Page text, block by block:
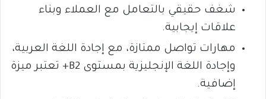
شغف حقيقي بالتعامل مع العملاء وبناء
علاقات إيجابية.
مهارات تواصل ممتازة، مع إجادة اللغة العربية،
وإجادة اللغة الإنجليزية بمستوى B2+ تعتبر ميزة
إضافية.